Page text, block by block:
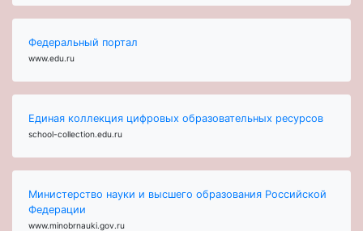
Федеральный портал
www.edu.ru
Единая коллекция цифровых образовательных ресурсов
school-collection.edu.ru
Министерство науки и высшего образования Российской
Федерации
www.minobrnauki.gov.ru